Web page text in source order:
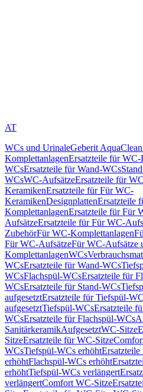
AT
WCs und UrinaleGeberit
KomplettanlagenErsatzteile für WC-
WCsErsatzteile für Wand-WCs
WCsWC-AufsätzeErsatzteile für
KeramikenErsatzteile für Für WC-
KeramikenDesignplattenErsatzteile
KomplettanlagenErsatzteile für Für
AufsätzeErsatzteile für Für WC-
ZubehörFür WC-Komplettanlagen
Für WC-AufsätzeFür WC-Aufsätze
KomplettanlagenWCs
WCsErsatzteile für Wand-WCs
WCsFlachspül-WCsErsatzteile für
WCsErsatzteile für Stand-WCs
aufgesetztErsatzteile für Tiefspül-
aufgesetztTiefspül-WCsErsatzteile
WCsErsatzteile für Flachspül-WCs
SanitärkeramikAufgesetztWC-Sitze
SitzeErsatzteile für WC-Sitze
WCsTiefspül-WCs erhöht
erhöhtFlachspül-WCs erhöht
erhöhtTiefspül-WCs verlängert
verlängertComfort WC-Sitze